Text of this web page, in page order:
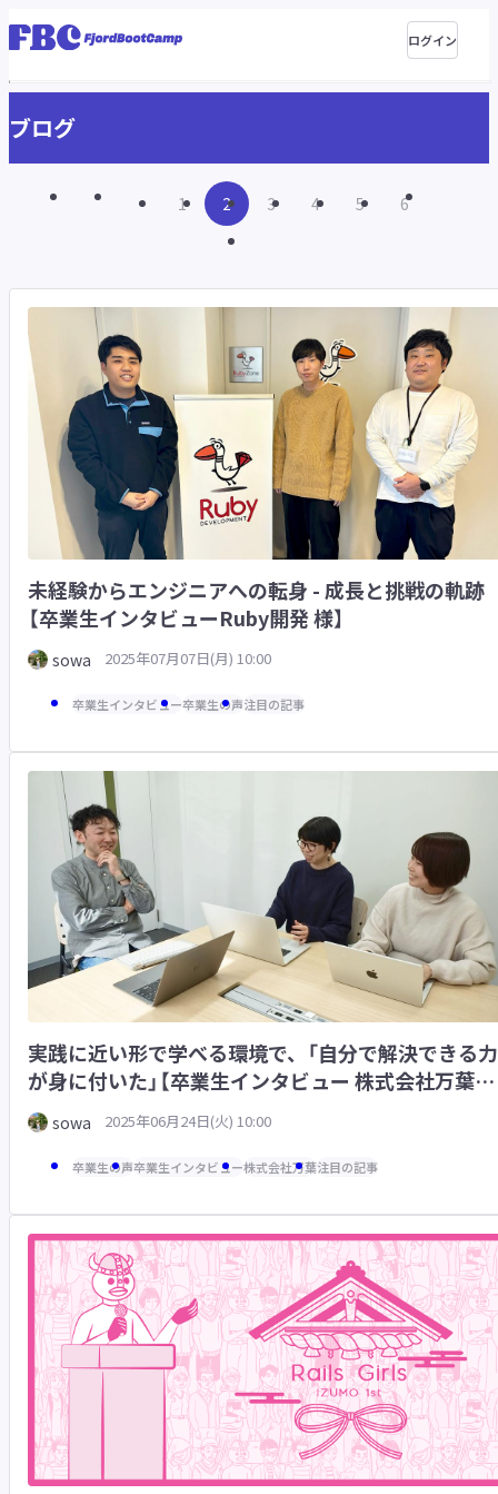
ログイン
ブログ
1 2 3 4 5 6
未経験からエンジニアへの転身 - 成長と挑戦の軌跡
【卒業生インタビューRuby開発 様】
sowa 2025年07月07日(月) 10:00
卒業生インタビュー卒業生の声注目の記事
実践に近い形で学べる環境で、「自分で解決できる力
が身に付いた」【卒業生インタビュー 株式会社万葉
様】 sowa 2025年06月24日(火) 10:00
卒業生の声卒業生インタビュー株式会社万葉注目の記事